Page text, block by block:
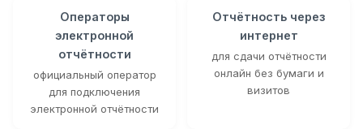
Операторы
электронной
отчётности
официальный оператор
для подключения
электронной отчётности
Отчётность через
интернет
для сдачи отчётности
онлайн без бумаги и
визитов